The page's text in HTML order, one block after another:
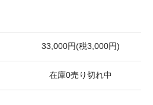
33,000円(税3,000円)
在庫0売り切れ中